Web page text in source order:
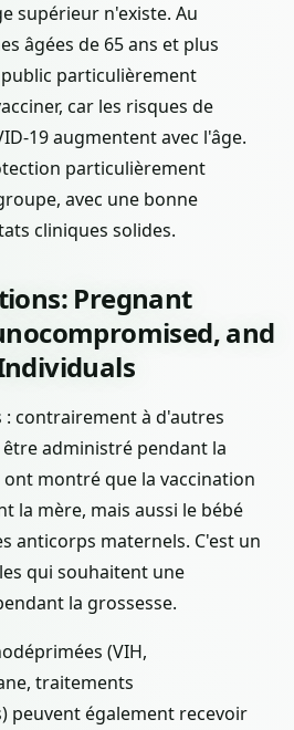
supérieur n'existe. Au
âgées de 65 ans et plus
particulièrement
car les risques de
19 augmentent avec l'âge.
particulièrement
avec une bonne
cliniques solides.
Pregnant
and
: contrairement à d'autres
administré pendant la
ont montré que la vaccination
la mère, mais aussi le bébé
anticorps maternels. C'est un
qui souhaitent une
la grossesse.
(VIH,
traitements
peuvent également recevoir